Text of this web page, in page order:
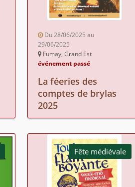
Du 28/06/2025 au
29/06/2025
Fumay, Grand Est
événement passé
La féeries des
comptes de brylas
2025
Fête médiévale